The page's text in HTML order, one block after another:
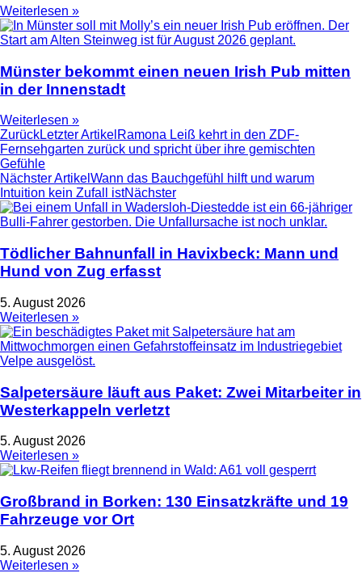
Weiterlesen »
Münster bekommt einen neuen Irish Pub mitten
in der Innenstadt
Weiterlesen »
ZurückLetzter Artikel Ramona Leiß kehrt in den ZDF-
Fernsehgarten zurück und spricht über ihre gemischten
Gefühle
Nächster Artikel Wann das Bauchgefühl hilft und warum
Intuition kein Zufall istNächster
Tödlicher Bahnunfall in Havixbeck: Mann und
Hund von Zug erfasst
5. August 2026
Weiterlesen »
Salpetersäure läuft aus Paket: Zwei Mitarbeiter in
Westerkappeln verletzt
5. August 2026
Weiterlesen »
Großbrand in Borken: 130 Einsatzkräfte und 19
Fahrzeuge vor Ort
5. August 2026
Weiterlesen »